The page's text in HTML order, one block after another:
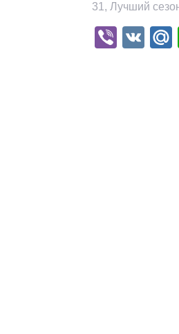
31, Лучший
Viber
VK